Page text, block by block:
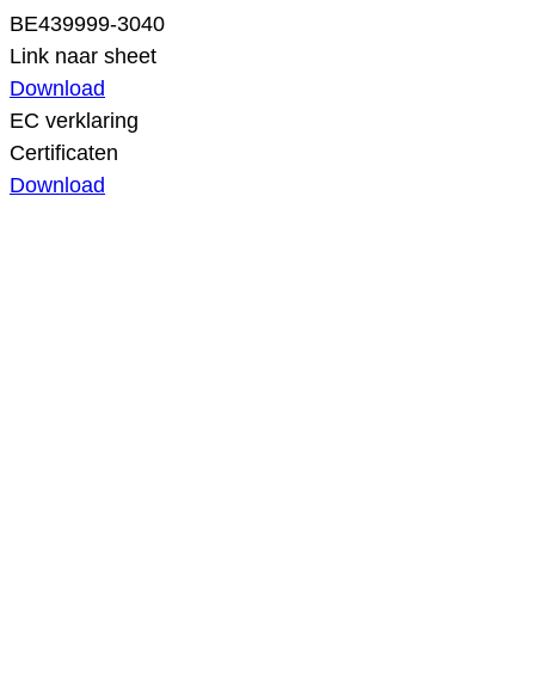
BE439999-3040
Link naar sheet
Download
EC verklaring
Certificaten
Download